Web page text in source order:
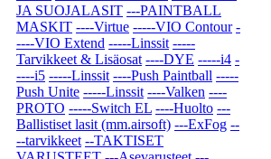
JA SUOJALASIT ---PAINTBALL
MASKIT ----Virtue -----VIO Contour -
----VIO Extend -----Linssit -----
Tarvikkeet & Lisäosat ----DYE -----i4 -
----i5 -----Linssit ----Push Paintball -----
Push Unite -----Linssit ----Valken ----
PROTO -----Switch EL ----Huolto ---
Ballistiset lasit (mm.airsoft) ---ExFog --
--tarvikkeet --TAKTISET